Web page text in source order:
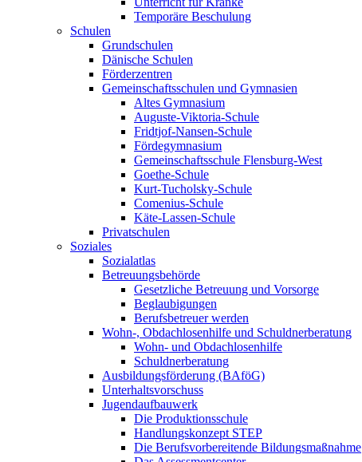
Temporäre Beschulung
Schulen
Grundschulen
Dänische Schulen
Förderzentren
Gemeinschaftsschulen und Gymnasien
Altes Gymnasium
Auguste-Viktoria-Schule
Fridtjof-Nansen-Schule
Fördegymnasium
Gemeinschaftsschule Flensburg-West
Goethe-Schule
Kurt-Tucholsky-Schule
Comenius-Schule
Käte-Lassen-Schule
Privatschulen
Soziales
Sozialatlas
Betreuungsbehörde
Gesetzliche Betreuung und Vorsorge
Beglaubigungen
Berufsbetreuer werden
Wohn-, Obdachlosenhilfe und Schuldnerberatung
Wohn- und Obdachlosenhilfe
Schuldnerberatung
Ausbildungsförderung (BAföG)
Unterhaltsvorschuss
Jugendaufbauwerk
Die Produktionsschule
Handlungskonzept STEP
Die Berufsvorbereitende Bildungsmaßnahme